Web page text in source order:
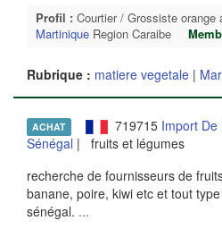
Profil : Courtier / Grossiste orange
Martinique Region Caraibe
Rubrique : matiere vegetale |
ACHAT 719715 Import De
Sénégal | fruits et légumes
recherche de fournisseurs de
banane, poire, kiwi etc et tout
sénégal. ...